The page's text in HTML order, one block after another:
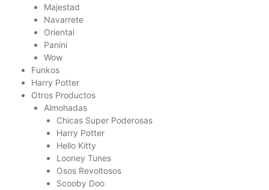
Majestad
Navarrete
Oriental
Panini
Wow
Funkos
Harry Potter
Otros Productos
Almohadas
Chicas Super Poderosas
Harry Potter
Hello Kitty
Looney Tunes
Osos Revoltosos
Scooby Doo